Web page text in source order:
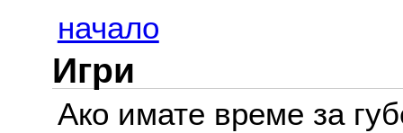
начало
Игри
Ако имате време за